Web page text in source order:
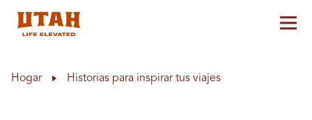
Hogar Historias para inspirar tus viajes